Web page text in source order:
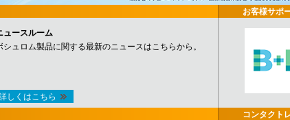
ュースルーム
シュロム製品に関する最新のニュースはこちらから。
しくはこちら
お客様サポ
コンタクト